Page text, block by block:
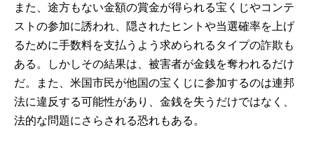
また、途方もない金額の賞金が得られる宝くじやコンテ
ストの参加に誘われ、隠されたヒントや当選確率を上げ
るために手数料を支払うよう求められるタイプの詐欺も
ある。しかしその結果は、被害者が金銭を奪われるだけ
だ。また、米国市民が他国の宝くじに参加するのは連邦
法に違反する可能性があり、金銭を失うだけではなく、
法的な問題にさらされる恐れもある。